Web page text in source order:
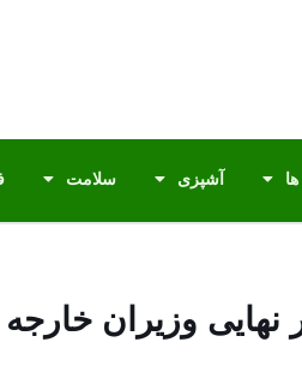
آشپزی سلامت
نهایی وزیران